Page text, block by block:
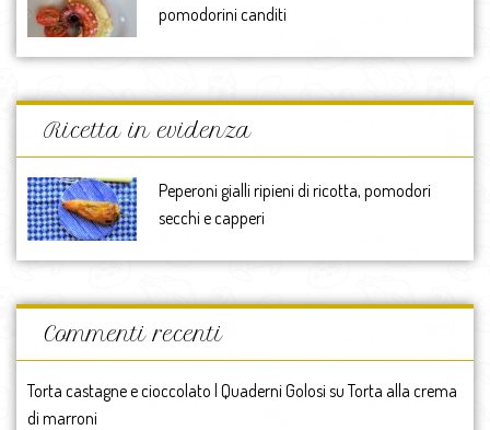
pomodorini canditi
Ricetta in evidenza
Peperoni gialli ripieni di ricotta, pomodori
secchi e capperi
Commenti recenti
Torta castagne e cioccolato | Quaderni Golosi suTorta alla crema
di marroni